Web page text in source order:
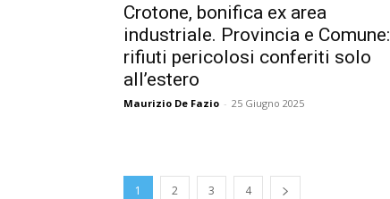
Crotone, bonifica ex area
industriale. Provincia e Comune:
rifiuti pericolosi conferiti solo
all’estero
Maurizio De Fazio - 25 Giugno 2025
1 2 3 4